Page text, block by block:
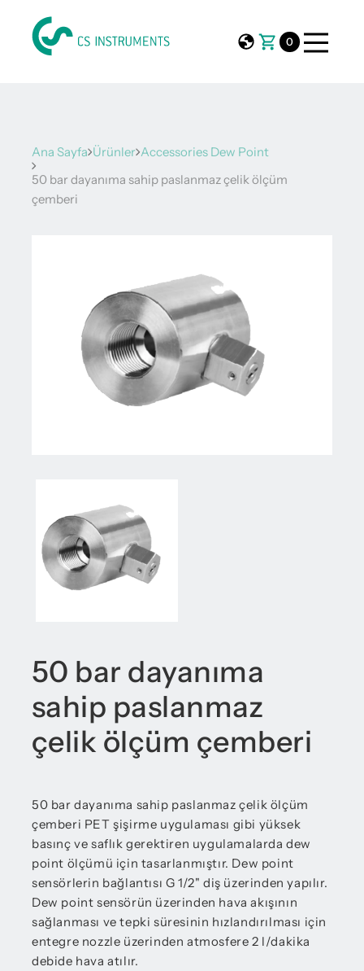
0
Ana Sayfa Ürünler Accessories Dew Point
50 bar dayanıma sahip paslanmaz çelik ölçüm
çemberi
50 bar dayanıma
sahip paslanmaz
çelik ölçüm çemberi
50 bar dayanıma sahip paslanmaz çelik ölçüm
çemberi PET şişirme uygulaması gibi yüksek
basınç ve saflık gerektiren uygulamalarda dew
point ölçümü için tasarlanmıştır. Dew point
sensörlerin bağlantısı G 1/2" diş üzerinden yapılır.
Dew point sensörün üzerinden hava akışının
sağlanması ve tepki süresinin hızlandırılması için
entegre nozzle üzerinden atmosfere 2 l/dakika
debide hava atılır.